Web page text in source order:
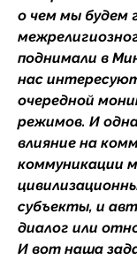
о чем мы будем
поднимали в
нас
очередной
режимов. И
влияние на
коммуникации
субъекты, и
диалог или
И вот наша